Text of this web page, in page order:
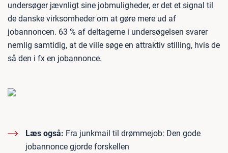
undersøger jævnligt sine jobmuligheder, er det et signal til
de danske virksomheder om at gøre mere ud af
jobannoncen. 63 % af deltagerne i undersøgelsen svarer
nemlig samtidig, at de ville søge en attraktiv stilling, hvis de
så den i fx en jobannonce.
Læs også: Fra junkmail til drømmejob: Den gode
jobannonce gjorde forskellen